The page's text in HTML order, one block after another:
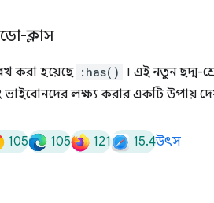
ক্লাস
করা হয়েছে :has()
। এই নতুন ছদ্ম-
ভাইবোনদের লক্ষ্য করার একটি উপায়
105 105 121 15.4উৎস